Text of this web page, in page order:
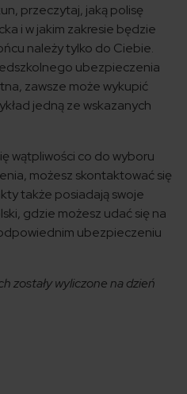
przeczytaj, jaką polisę
i w jakim zakresie będzie
należy tylko do Ciebie.
ubezpieczenia
zawsze może wykupić
jedną ze wskazanych
wątpliwości co do wyboru
możesz skontaktować się
także posiadają swoje
gdzie możesz udać się na
ubezpieczeniu
zostały wyliczone na dzień